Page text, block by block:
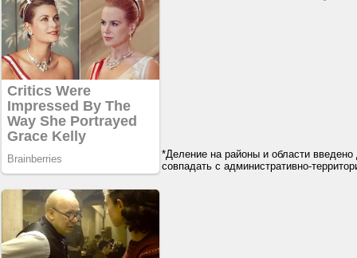
*Деление на районы и области введено
совпадать с административно-